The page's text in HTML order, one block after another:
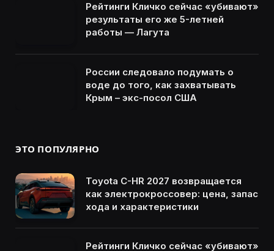
Рейтинги Кличко сейчас «убивают»
результаты его же 5-летней
работы — Лагута
России следовало подумать о
воде до того, как захватывать
Крым – экс-посол США
ЭТО ПОПУЛЯРНО
Toyota C-HR 2027 возвращается
как электрокроссовер: цена, запас
хода и характеристики
Рейтинги Кличко сейчас «убивают»